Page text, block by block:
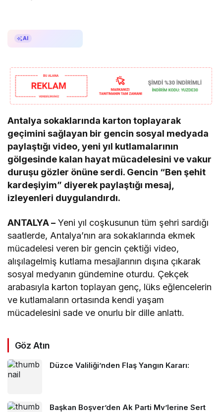
AI
Antalya sokaklarında karton toplayarak
geçimini sağlayan bir gencin sosyal medyada
paylaştığı video, yeni yıl kutlamalarının
gölgesinde kalan hayat mücadelesini ve vakur
duruşu gözler önüne serdi. Gencin “Ben şehit
kardeşiyim” diyerek paylaştığı mesaj,
izleyenleri duygulandırdı.
ANTALYA – Yeni yıl coşkusunun tüm şehri sardığı
saatlerde, Antalya’nın ara sokaklarında ekmek
mücadelesi veren bir gencin çektiği video,
alışılagelmiş kutlama mesajlarının dışına çıkarak
sosyal medyanın gündemine oturdu. Çekçek
arabasıyla karton toplayan genç, lüks eğlencelerin
ve kutlamaların ortasında kendi yaşam
mücadelesini sade ve onurlu bir dille anlattı.
Göz Atın
Düzce Valiliği’nden Flaş Yangın Kararı:
Başkan Boşver’den Ak Parti Mv’lerine Sert